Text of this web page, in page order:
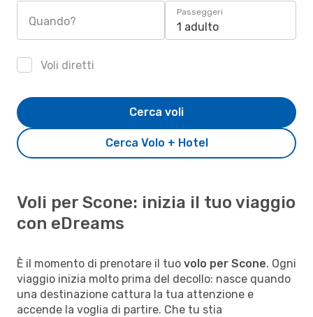
Quando?
Passeggeri
1 adulto
Voli diretti
Cerca Volo + Hotel
Cerca voli
Voli per Scone: inizia il tuo viaggio
con eDreams
È il momento di prenotare il tuo volo per Scone. Ogni
viaggio inizia molto prima del decollo: nasce quando
una destinazione cattura la tua attenzione e
accende la voglia di partire. Che tu stia